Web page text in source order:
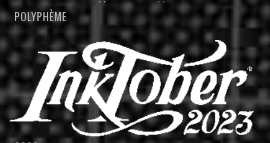
POLYPHÈME